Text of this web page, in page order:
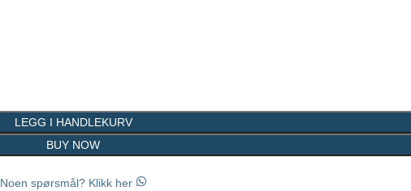
LEGG I HANDLEKURV
BUY NOW
Noen spørsmål? Klikk her